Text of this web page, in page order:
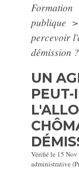
Formation
publique >
percevoir
démission ?
UN
PEUT-
Vérifié le 15
administrative